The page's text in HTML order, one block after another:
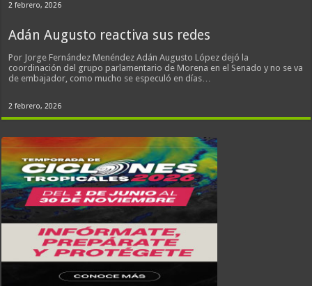
2 febrero, 2026
Adán Augusto reactiva sus redes
Por Jorge Fernández Menéndez Adán Augusto López dejó la
coordinación del grupo parlamentario de Morena en el Senado y no se va
de embajador, como mucho se especuló en días…
2 febrero, 2026